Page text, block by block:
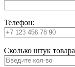
Телефон:
Сколько штук